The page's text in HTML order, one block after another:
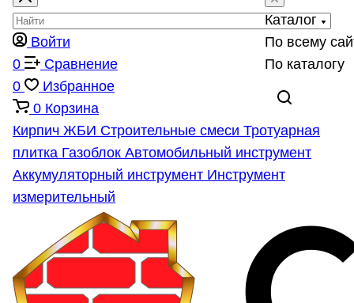
Каталог
По всему
По каталогу
Войти
0
Сравнение
0
Избранное
0 Корзина
Кирпич ЖБИ Строительные смеси Тротуарная
плитка Газоблок Автомобильный инструмент
Аккумуляторный инструмент Инструмент
измерительный